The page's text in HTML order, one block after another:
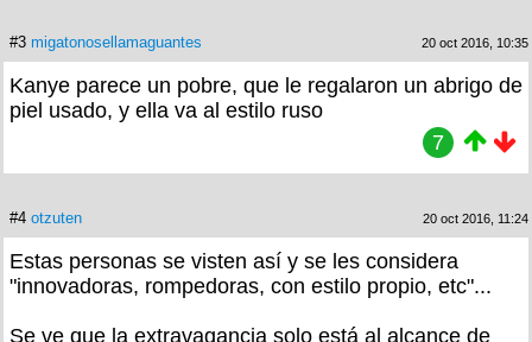
#3 migatonosellamaguantes 20 oct 2016, 10:35
Kanye parece un pobre, que le regalaron un abrigo de
piel usado, y ella va al estilo ruso
7
#4 otzuten 20 oct 2016, 11:24
Estas personas se visten así y se les considera
"innovadoras, rompedoras, con estilo propio, etc"...
Se ve que la extravagancia solo está al alcance de